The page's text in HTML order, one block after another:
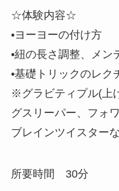
☆体験内容☆
•ヨーヨーの付け方
•紐の長さ調整、メン
•基礎トリックのレク
※グラビティプル(上
グスリーパー、フォ
ブレインツイスター
所要時間 30分